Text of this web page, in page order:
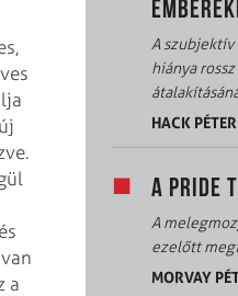
a
A szubjektív
hiánya
HACK PÉTER
A PRIDE
A
ezelőtt
MORVAY